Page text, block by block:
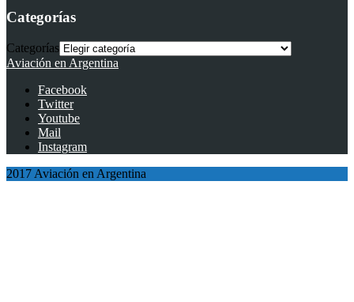
Categorías
Categorías
Aviación en Argentina
Facebook
Twitter
Youtube
Mail
Instagram
2017 Aviación en Argentina